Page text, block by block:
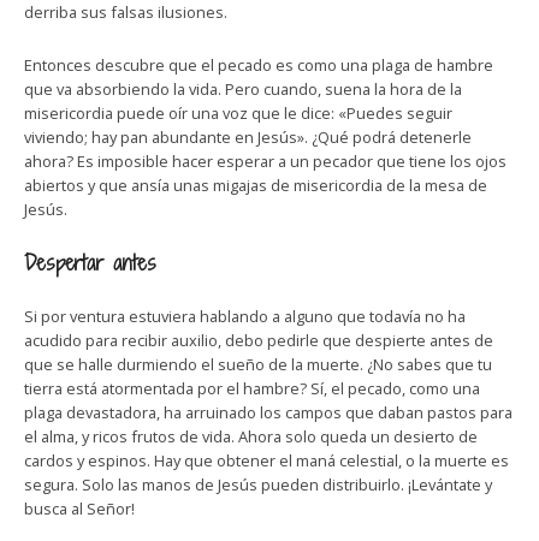
derriba sus falsas ilusiones.
Entonces descubre que el pecado es como una plaga de hambre
que va absorbiendo la vida. Pero cuando, suena la hora de la
misericordia puede oír una voz que le dice: «Puedes seguir
viviendo; hay pan abundante en Jesús». ¿Qué podrá detenerle
ahora? Es imposible hacer esperar a un pecador que tiene los ojos
abiertos y que ansía unas migajas de misericordia de la mesa de
Jesús.
Despertar antes
Si por ventura estuviera hablando a alguno que todavía no ha
acudido para recibir auxilio, debo pedirle que despierte antes de
que se halle durmiendo el sueño de la muerte. ¿No sabes que tu
tierra está atormentada por el hambre? Sí, el pecado, como una
plaga devastadora, ha arruinado los campos que daban pastos para
el alma, y ricos frutos de vida. Ahora solo queda un desierto de
cardos y espinos. Hay que obtener el maná celestial, o la muerte es
segura. Solo las manos de Jesús pueden distribuirlo. ¡Levántate y
busca al Señor!